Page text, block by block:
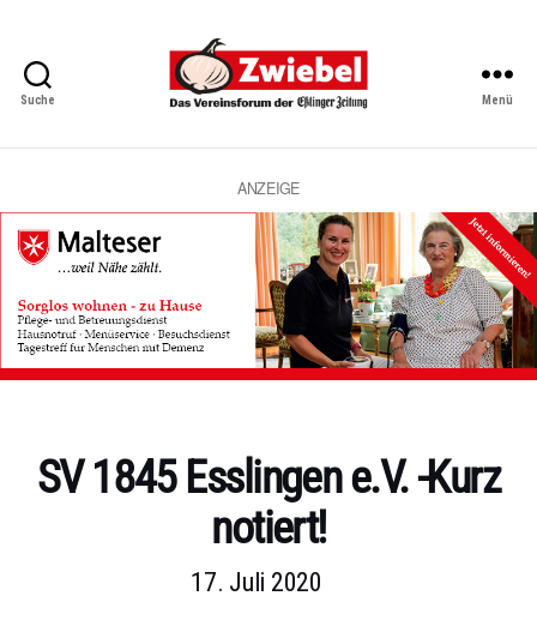
Suche
Vereinsforum
Eßlinger
Zeitung
Menü
ANZEIGE
Kategorien
SV 1845 Esslingen e.V. -Kurz
notiert!
17. Juli 2020